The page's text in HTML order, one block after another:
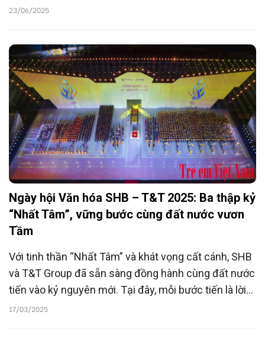
vốn điều lệ nhằm nâng cao năng lực tài chính, mở
23/06/2025
Ngày hội Văn hóa SHB – T&T 2025: Ba thập kỷ
“Nhất Tâm”, vững bước cùng đất nước vươn
Tầm
Với tinh thần “Nhất Tâm” và khát vọng cất cánh, SHB
và T&T Group đã sẵn sàng đồng hành cùng đất nước
tiến vào kỷ nguyên mới. Tại đây, mỗi bước tiến là lời
khẳng định đầy tự hào về sức mạnh, sự sáng tạo và
17/03/2025